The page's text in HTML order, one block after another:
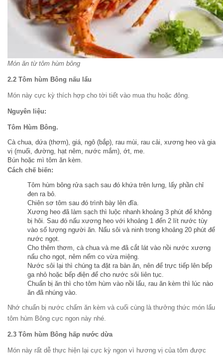
Món ăn từ tôm hùm bông
2.2 Tôm hùm Bông nấu lẩu
Món này cực kỳ thích hợp cho tời tiết vào mua thu hoặc đông.
Nguyên liệu:
Tôm Hùm Bông.
Cà chua, dứa (thơm), giá, ngô (bắp), rau mùi, rau cải, xương heo và gia
vị (muối, đường, hạt nêm, nước mắm), ớt, me.
Bún hoặc mì tôm ăn kèm.
Cách chế biến:
Tôm hùm bông rửa sạch sau đó khứa trên lưng, lấy phần chỉ
đen ra bỏ.
Chiên sơ tôm sau đó trình bày lên đĩa.
Xương heo đã làm sạch thì luộc nhanh khoảng 3 phút để không
bị hôi. Sau đó nấu xương heo với khoảng 1 đến 2 lít nước tùy
vào số lượng người ăn. Nấu sôi và ninh trong khoảng 20 phút để
nước ngọt.
Cho thêm thơm, cà chua và me đã cắt lát vào nồi nước xương
nấu cho ngọt, nêm nếm co vừa miệng.
Nước sôi lại thì chúng ta đặt ra bàn ăn, nên để trực tiếp lên bếp
ga nhỏ hoặc bếp điện để cho nước sôi liên tục.
Chuẩn bị ăn thì cho tôm hùm vào nồi lẩu, rau ăn kèm thì lúc nào
ăn đã nhúng vào.
Nhớ chuẩn bị nước chấm ăn kèm và cuối cùng là thưởng thức món lẩu
tôm hùm Bông cực ngon này nhé.
2.3 Tôm hùm Bông hấp nước dừa
Món này rất dễ thực hiện lại cực kỳ ngon vì hương vị của tôm được